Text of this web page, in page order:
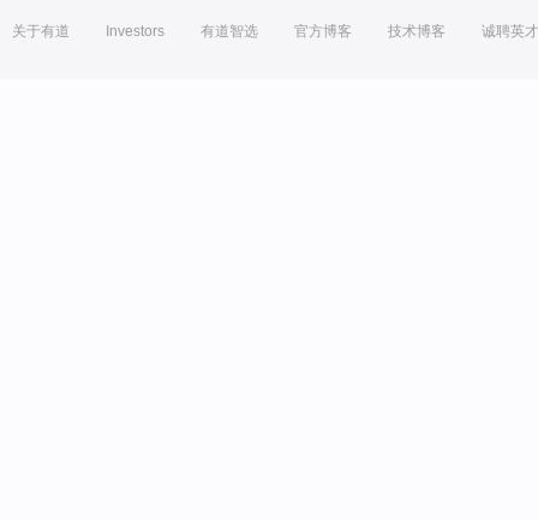
关于有道 Investors 有道智选 官方博客 技术博客 诚聘英才